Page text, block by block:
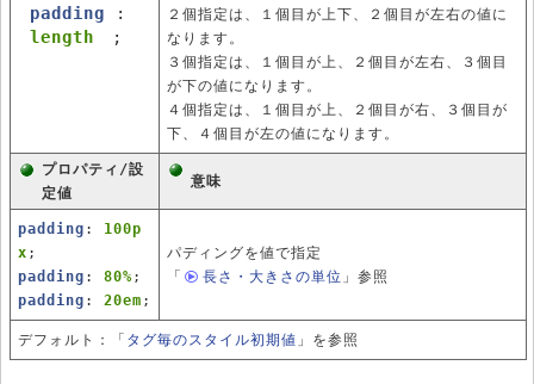
padding :
length ;
２個指定は、１個目が上下、２個目が左右の値に
なります。
３個指定は、１個目が上、２個目が左右、３個目
が下の値になります。
４個指定は、１個目が上、２個目が右、３個目が
下、４個目が左の値になります。
プロパティ/設
定値
意味
padding : 100p
x ;
padding : 80% ;
padding : 20em ;
パディングを値で指定
「
長さ・大きさの単位 」 参照
デフォルト：「 タグ毎のスタイル初期値 」を参照